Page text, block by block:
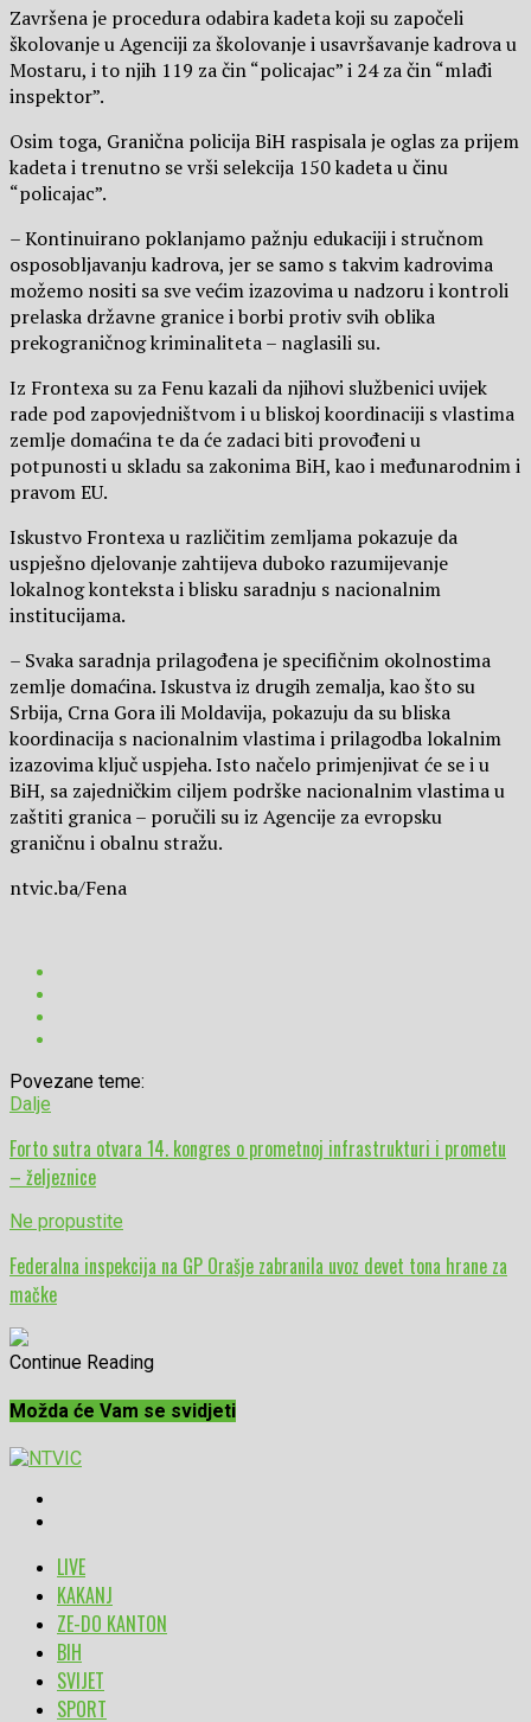
Završena je procedura odabira kadeta koji su započeli
školovanje u Agenciji za školovanje i usavršavanje kadrova u
Mostaru, i to njih 119 za čin “policajac” i 24 za čin “mlađi
inspektor”.
Osim toga, Granična policija BiH raspisala je oglas za prijem
kadeta i trenutno se vrši selekcija 150 kadeta u činu
“policajac”.
– Kontinuirano poklanjamo pažnju edukaciji i stručnom
osposobljavanju kadrova, jer se samo s takvim kadrovima
možemo nositi sa sve većim izazovima u nadzoru i kontroli
prelaska državne granice i borbi protiv svih oblika
prekograničnog kriminaliteta – naglasili su.
Iz Frontexa su za Fenu kazali da njihovi službenici uvijek
rade pod zapovjedništvom i u bliskoj koordinaciji s vlastima
zemlje domaćina te da će zadaci biti provođeni u
potpunosti u skladu sa zakonima BiH, kao i međunarodnim i
pravom EU.
Iskustvo Frontexa u različitim zemljama pokazuje da
uspješno djelovanje zahtijeva duboko razumijevanje
lokalnog konteksta i blisku saradnju s nacionalnim
institucijama.
– Svaka saradnja prilagođena je specifičnim okolnostima
zemlje domaćina. Iskustva iz drugih zemalja, kao što su
Srbija, Crna Gora ili Moldavija, pokazuju da su bliska
koordinacija s nacionalnim vlastima i prilagodba lokalnim
izazovima ključ uspjeha. Isto načelo primjenjivat će se i u
BiH, sa zajedničkim ciljem podrške nacionalnim vlastima u
zaštiti granica – poručili su iz Agencije za evropsku
graničnu i obalnu stražu.
ntvic.ba/Fena
Povezane teme:
Dalje
Forto sutra otvara 14. kongres o prometnoj infrastrukturi i prometu
– željeznice
Ne propustite
Federalna inspekcija na GP Orašje zabranila uvoz devet tona hrane za
mačke
Continue Reading
Možda će Vam se svidjeti
LIVE
KAKANJ
ZE-DO KANTON
BIH
SVIJET
SPORT